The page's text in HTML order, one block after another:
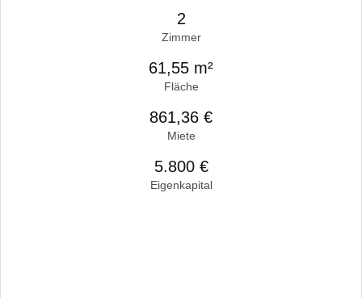
2
Zimmer
61,55 m²
Fläche
861,36 €
Miete
5.800 €
Eigenkapital